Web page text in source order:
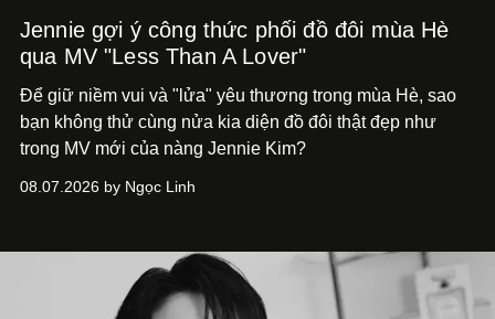
Jennie gợi ý công thức phối đồ đôi mùa Hè
qua MV "Less Than A Lover"
Để giữ niềm vui và "lửa" yêu thương trong mùa Hè, sao
bạn không thử cùng nửa kia diện đồ đôi thật đẹp như
trong MV mới của nàng Jennie Kim?
08.07.2026 by Ngọc Linh